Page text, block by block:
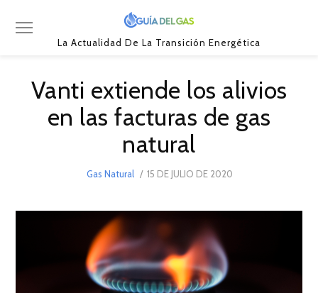
La Actualidad De La Transición Energética
Vanti extiende los alivios
en las facturas de gas
natural
Gas Natural
POSTED
15 DE JULIO DE 2020